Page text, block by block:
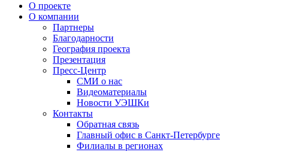
О проекте
О компании
Партнеры
Благодарности
География проекта
Презентация
Пресс-Центр
СМИ о нас
Видеоматериалы
Новости УЭШКи
Контакты
Обратная связь
Главный офис в Санкт-Петербурге
Филиалы в регионах